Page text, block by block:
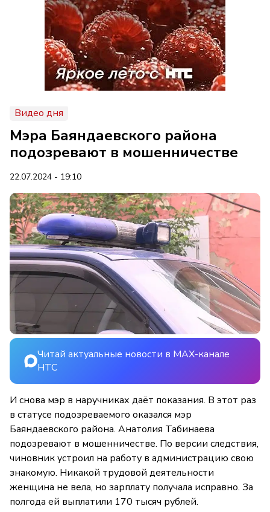
Видео дня
Мэра Баяндаевского района
подозревают в мошенничестве
22.07.2024 - 19:10
Читай актуальные новости в MAX-канале
НТС
И снова мэр в наручниках даёт показания. В этот раз
в статусе подозреваемого оказался мэр
Баяндаевского района. Анатолия Табинаева
подозревают в мошенничестве. По версии следствия,
чиновник устроил на работу в администрацию свою
знакомую. Никакой трудовой деятельности
женщина не вела, но зарплату получала исправно. За
полгода ей выплатили 170 тысяч рублей.